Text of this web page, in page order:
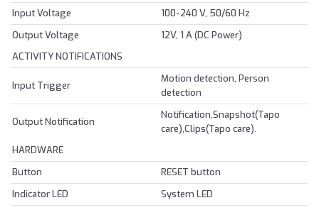
Input Voltage
100-240 V, 50/60 Hz
Output Voltage
12V, 1 A (DC Power)
ACTIVITY NOTIFICATIONS
Input Trigger
Motion detection, Person
detection
Output Notification
Notification,Snapshot(Tapo
care),Clips(Tapo care).
HARDWARE
Button
RESET button
Indicator LED
System LED